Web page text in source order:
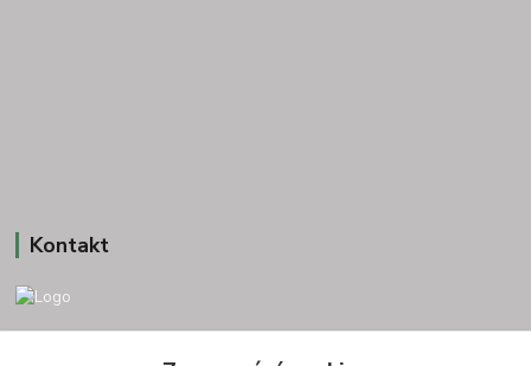
Kontakt
+420 775693830